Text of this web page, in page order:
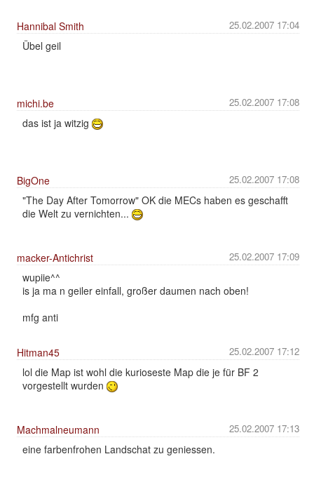
25.02.2007 17:04
Hannibal Smith
Übel geil
25.02.2007 17:08
michi.be
das ist ja witzig
25.02.2007 17:08
BigOne
"The Day After Tomorrow" OK die MECs haben es geschafft
die Welt zu vernichten...
25.02.2007 17:09
macker-Antichrist
wupiie^^
is ja ma n geiler einfall, großer daumen nach oben!
mfg anti
25.02.2007 17:12
Hitman45
lol die Map ist wohl die kurioseste Map die je für BF 2
vorgestellt wurden
25.02.2007 17:13
Machmalneumann
eine farbenfrohen Landschat zu geniessen.